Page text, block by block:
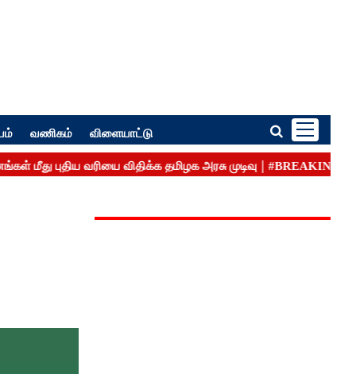
வணிகம் விளையாட்டு